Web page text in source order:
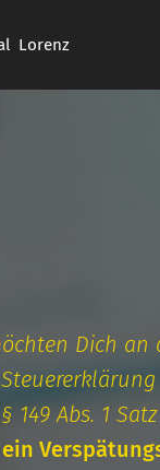
Lorenz
Dich an
149 Abs. 1